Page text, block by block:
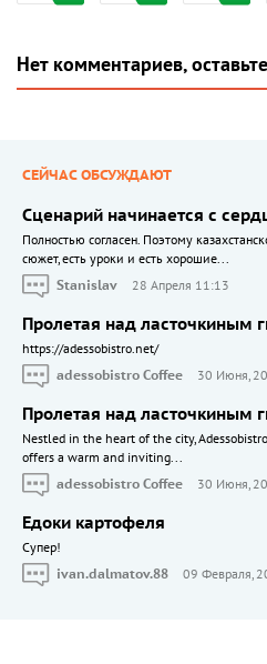
Нет комментариев,
СЕЙЧАС ОБСУЖДАЮТ
Сценарий начинается с
Полностью согласен. Поэтому
сюжет, есть уроки и есть хорошие...
Stanislav
28 Апреля 11:13
Пролетая над ласточкиным
https://adessobistro.net/
adessobistro Coffee
30 Июня,
Пролетая над ласточкиным
Nestled in the heart of the city,
offers a warm and inviting...
adessobistro Coffee
30 Июня,
Едоки картофеля
Cупер!
ivan.dalmatov.88
09 Февраля,